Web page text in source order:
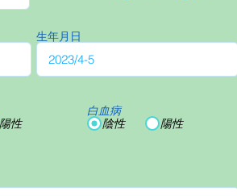
生年月日
陽性
白血病
陰性
陽性